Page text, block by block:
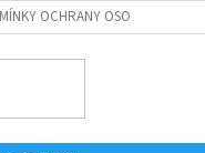
OCHRANY OSOBNÍCH ÚDAJŮ